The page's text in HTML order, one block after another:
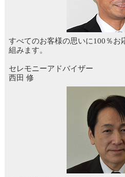
すべてのお客様の思いに100％お
組みます。
セレモニーアドバイザー
西田 修